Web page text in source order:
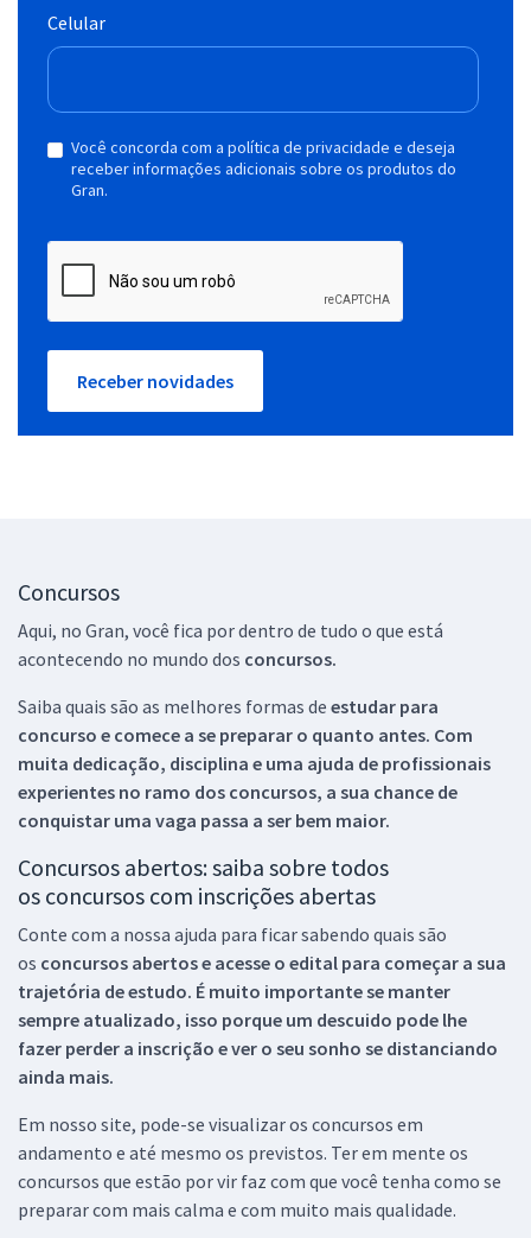
Celular
Você concorda com a política de privacidade e deseja
receber informações adicionais sobre os produtos do
Gran.
Receber novidades
Concursos
Aqui, no Gran, você fica por dentro de tudo o que está
acontecendo no mundo dos concursos.
Saiba quais são as melhores formas de estudar para
concurso e comece a se preparar o quanto antes. Com
muita dedicação, disciplina e uma ajuda de profissionais
experientes no ramo dos concursos, a sua chance de
conquistar uma vaga passa a ser bem maior.
Concursos abertos: saiba sobre todos
os concursos com inscrições abertas
Conte com a nossa ajuda para ficar sabendo quais são
os concursos abertos e acesse o edital para começar a sua
trajetória de estudo. É muito importante se manter
sempre atualizado, isso porque um descuido pode lhe
fazer perder a inscrição e ver o seu sonho se distanciando
ainda mais.
Em nosso site, pode-se visualizar os concursos em
andamento e até mesmo os previstos. Ter em mente os
concursos que estão por vir faz com que você tenha como se
preparar com mais calma e com muito mais qualidade.